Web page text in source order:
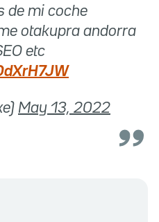
de mi coche
otakupra andorra
etc
May 13, 2022